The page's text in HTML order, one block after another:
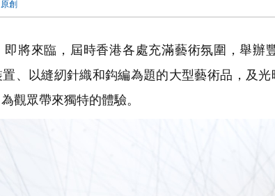
原創
將來臨，屆時香港各處充滿藝術氛圍，舉辦
、以縫紉針織和鈎編為題的大型藝術品，及
觀眾帶來獨特的體驗。